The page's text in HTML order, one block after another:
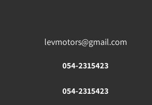
levmotors@gmail.com
054-2315423
054-2315423